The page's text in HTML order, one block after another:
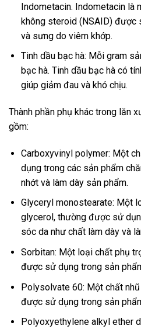
Indometacin. Indometacin là
không steroid (NSAID) được
và sưng do viêm khớp.
Tinh dầu bạc hà: Mỗi gram
bạc hà. Tinh dầu bạc hà có
giúp giảm đau và khó chịu.
Thành phần phụ khác trong lăn
gồm:
Carboxyvinyl polymer: Một
dụng trong các sản phẩm
nhớt và làm dày sản phẩm.
Glyceryl monostearate: Một
glycerol, thường được sử
sóc da như chất làm dày và
Sorbitan: Một loại chất phụ
được sử dụng trong sản
Polysolvate 60: Một chất
được sử dụng trong sản
Polyoxyethylene alkyl ether